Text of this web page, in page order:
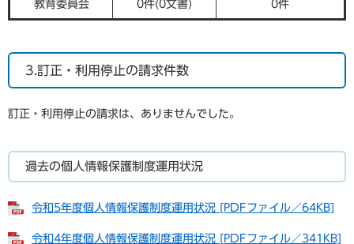
教育委員会 0件(0文書) 0件
3.訂正・利用停止の請求件数
訂正・利用停止の請求は、ありませんでした。
過去の個人情報保護制度運用状況
令和5年度個人情報保護制度運用状況 [PDFファイル／64KB]
令和4年度個人情報保護制度運用状況 [PDFファイル／341KB]